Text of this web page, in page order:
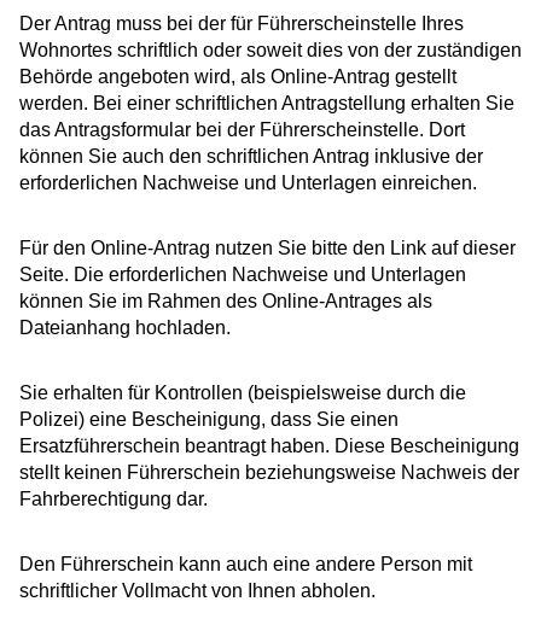
Der Antrag muss bei der für Führerscheinstelle Ihres
Wohnortes schriftlich oder soweit dies von der zuständigen
Behörde angeboten wird, als Online-Antrag gestellt
werden. Bei einer schriftlichen Antragstellung erhalten Sie
das Antragsformular bei der Führerscheinstelle. Dort
können Sie auch den schriftlichen Antrag inklusive der
erforderlichen Nachweise und Unterlagen einreichen.
Für den Online-Antrag nutzen Sie bitte den Link auf dieser
Seite. Die erforderlichen Nachweise und Unterlagen
können Sie im Rahmen des Online-Antrages als
Dateianhang hochladen.
Sie erhalten für Kontrollen (beispielsweise durch die
Polizei) eine Bescheinigung, dass Sie einen
Ersatzführerschein beantragt haben. Diese Bescheinigung
stellt keinen Führerschein beziehungsweise Nachweis der
Fahrberechtigung dar.
Den Führerschein kann auch eine andere Person mit
schriftlicher Vollmacht von Ihnen abholen.